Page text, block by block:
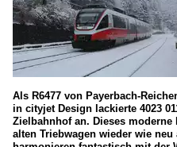
Als R6477 von Payerbach-
in cityjet Design lackierte 4023
Zielbahnhof an. Dieses
alten Triebwagen wieder wie